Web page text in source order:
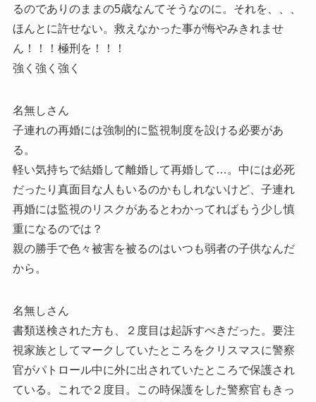
るのでありのままの5歳なんてそうなのに。それを、、、
ほんとに許せない。救えなかった事が悔やみきれませ
ん！！！極刑を！！！
強く強く強く
名無しさん
子連れの再婚には強制的に監視制度を設ける必要があ
る。
軽い気持ちで結婚して離婚して再婚して…。中には必死
だったり真面目な人もいるのかもしれないけど、子連れ
再婚には監視のリスクがあるとわかってればもう少し慎
重になるのでは？
親の勝手で色々被害を被るのはいつも弱者の子供なんだ
から。
名無しさん
書類送検された方も、２度目は起訴すべきだった。要注
視家族としてマークしていたところをクリスマスに警察
官がパトロール中に外に出されていたところで保護され
ている。これで２度目。この時保護をした警察官もきっ